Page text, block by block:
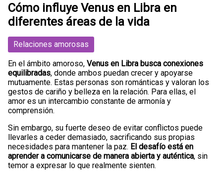
Cómo influye Venus en Libra en
diferentes áreas de la vida
Relaciones amorosas
En el ámbito amoroso, Venus en Libra busca conexiones
equilibradas, donde ambos puedan crecer y apoyarse
mutuamente. Estas personas son románticas y valoran los
gestos de cariño y belleza en la relación. Para ellas, el
amor es un intercambio constante de armonía y
comprensión.
Sin embargo, su fuerte deseo de evitar conflictos puede
llevarles a ceder demasiado, sacrificando sus propias
necesidades para mantener la paz. El desafío está en
aprender a comunicarse de manera abierta y auténtica, sin
temor a expresar lo que realmente sienten.